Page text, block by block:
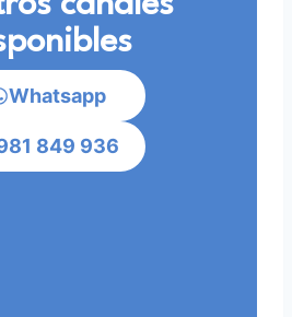
Whatsapp
849 936